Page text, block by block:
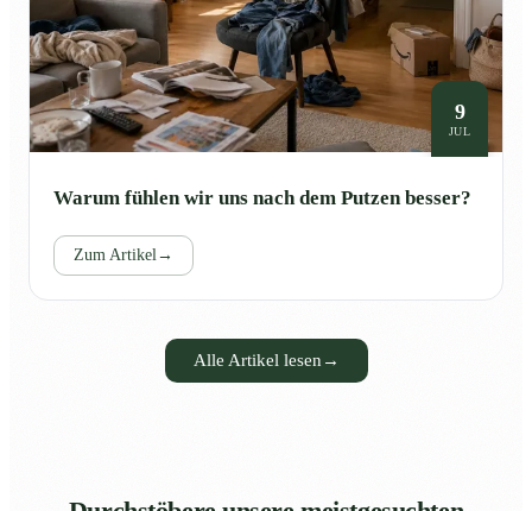
9
JUL
Warum fühlen wir uns nach dem Putzen besser?
Zum Artikel→
Alle Artikel lesen →